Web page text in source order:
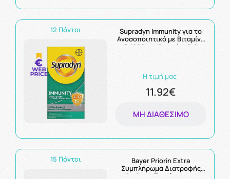
12 Πόντοι
Supradyn Immunity για το
Ανοσοποιητικό με Βιταμίνη
C 1000mg, Βιταμίνη D &
Η τιμή μας:
11.92€
ΜΗ ΔΙΑΘΈΣΙΜΟ
15 Πόντοι
Bayer Priorin Extra
Συμπλήρωμα Διατροφής
Κατά της Τριχόπτωσης